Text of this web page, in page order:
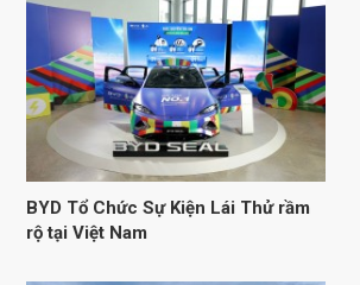
BYD Tổ Chức Sự Kiện Lái Thử rầm
rộ tại Việt Nam